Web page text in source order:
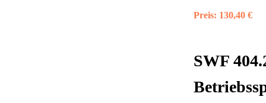
Preis: 130,40 €
SWF